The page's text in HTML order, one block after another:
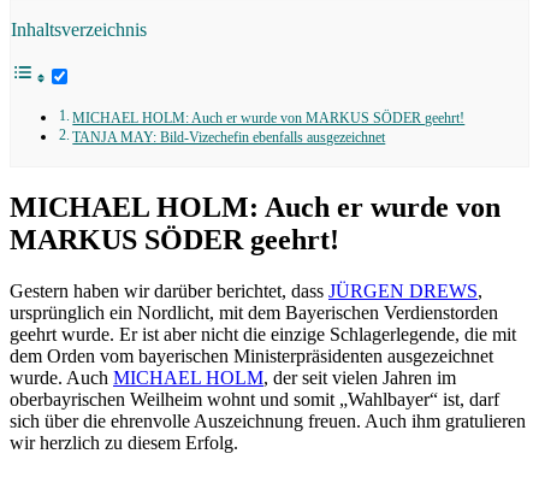
Inhaltsverzeichnis
MICHAEL HOLM: Auch er wurde von MARKUS SÖDER geehrt!
TANJA MAY: Bild-Vizechefin ebenfalls ausgezeichnet
MICHAEL HOLM: Auch er wurde von
MARKUS SÖDER geehrt!
Gestern haben wir darüber berichtet, dass JÜRGEN DREWS,
ursprünglich ein Nordlicht, mit dem Bayerischen Verdienstorden
geehrt wurde. Er ist aber nicht die einzige Schlagerlegende, die mit
dem Orden vom bayerischen Ministerpräsidenten ausgezeichnet
wurde. Auch MICHAEL HOLM, der seit vielen Jahren im
oberbayrischen Weilheim wohnt und somit „Wahlbayer“ ist, darf
sich über die ehrenvolle Auszeichnung freuen. Auch ihm gratulieren
wir herzlich zu diesem Erfolg.